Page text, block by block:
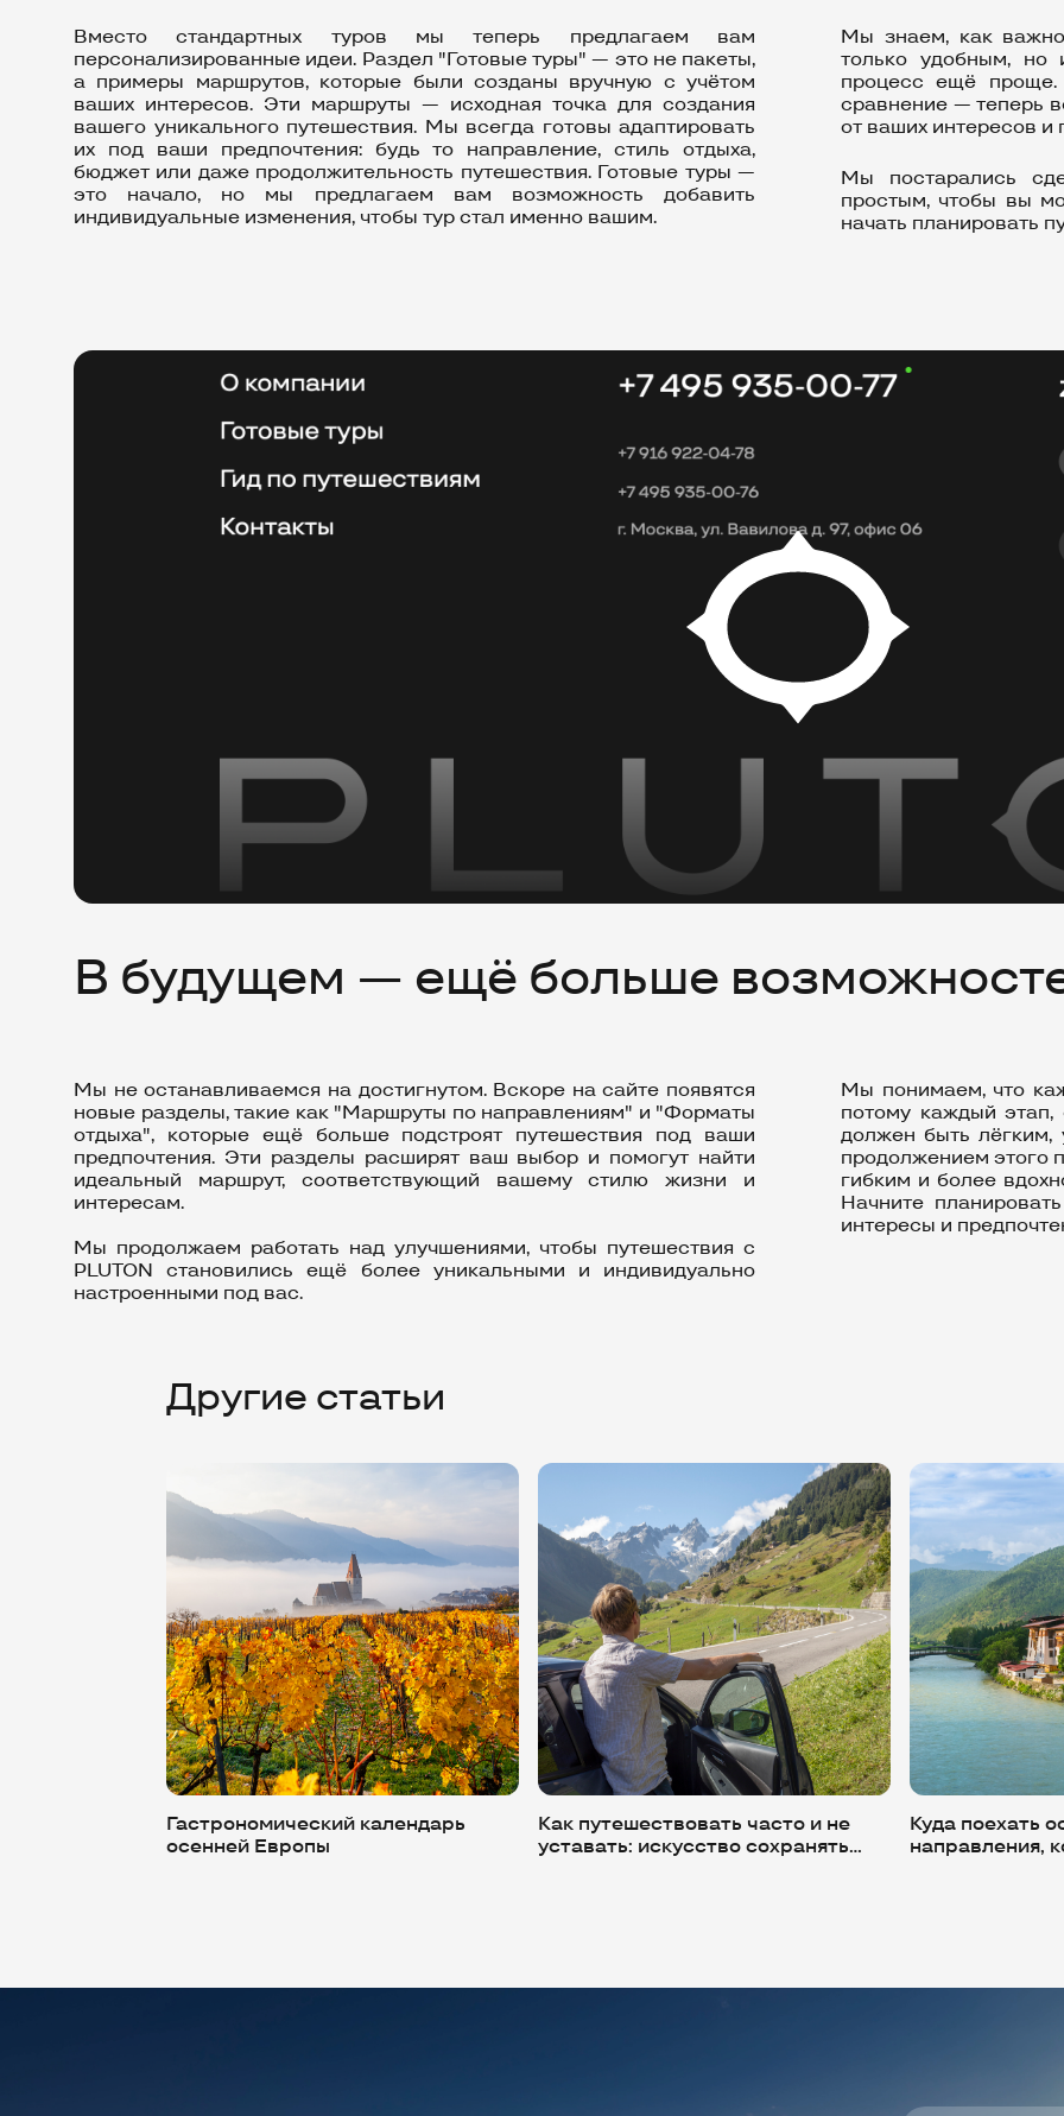
Вместо стандартных туров мы теперь предлагаем вам
персонализированные идеи. Раздел "Готовые туры" — это не пакеты,
а примеры маршрутов, которые были созданы вручную с учётом
ваших интересов. Эти маршруты — исходная точка для создания
вашего уникального путешествия. Мы всегда готовы адаптировать
их под ваши предпочтения: будь то направление, стиль отдыха,
бюджет или даже продолжительность путешествия. Готовые туры —
это начало, но мы предлагаем вам возможность добавить
индивидуальные изменения, чтобы тур стал именно вашим.
Мы знаем, как
только удобным, но
процесс ещё
сравнение — теперь
от ваших интересов и
Мы постарались
простым, чтобы вы
начать планировать
В будущем — ещё больше
Мы не останавливаемся на достигнутом. Вскоре на сайте появятся
новые разделы, такие как "Маршруты по направлениям" и "Форматы
отдыха", которые ещё больше подстроят путешествия под ваши
предпочтения. Эти разделы расширят ваш выбор и помогут найти
идеальный маршрут, соответствующий вашему стилю жизни и
интересам.
Мы продолжаем работать над улучшениями, чтобы путешествия с
PLUTON становились ещё более уникальными и индивидуально
настроенными под вас.
Мы понимаем, что
потому каждый
должен быть
продолжением этого
гибким и более
Начните
интересы и
Другие статьи
Гастрономический календарь
осенней Европы
Как путешествовать часто и не
уставать: искусство сохранять
Куда поехать
направления,